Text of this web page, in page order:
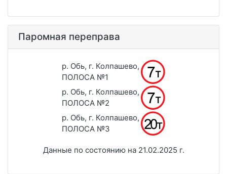
Паромная переправа
р. Обь, г. Колпашево,
ПОЛОСА №1
р. Обь, г. Колпашево,
ПОЛОСА №2
р. Обь, г. Колпашево,
ПОЛОСА №3
Данные по состоянию на 21.02.2025 г.